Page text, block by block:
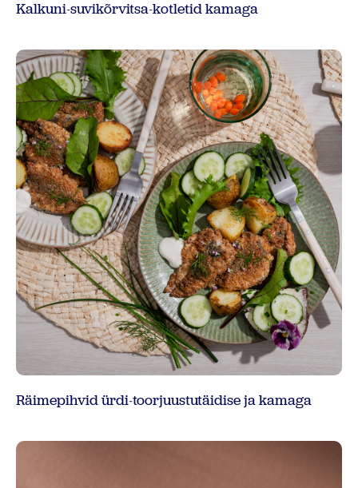
Kalkuni-suvikõrvitsa-kotletid kamaga
Räimepihvid ürdi-toorjuustutäidise ja kamaga